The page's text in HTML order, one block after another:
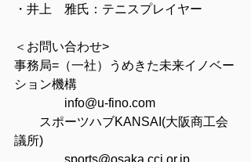
・井上　雅氏：テニスプレイヤー
＜お問い合わせ>
事務局=（一社）うめきた未来イノベー
ション機構
info@u-fino.com
議所)
sports@osaka.cci.or.jp